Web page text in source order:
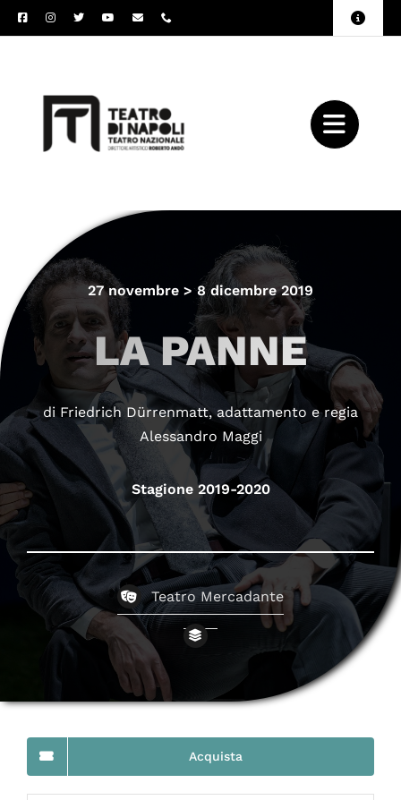
Salta
al
Toggle
27 novembre > 8 dicembre 2019
LA PANNE
di Friedrich Dürrenmatt, adattamento e regia
Alessandro Maggi
Stagione 2019-2020
Teatro Mercadante
Acquista